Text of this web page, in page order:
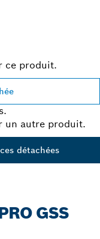
ce produit.
un autre produit.
détachées
GSS